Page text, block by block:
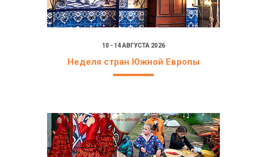
10 - 14 АВГУСТА 2026
Неделя стран Южной Европы